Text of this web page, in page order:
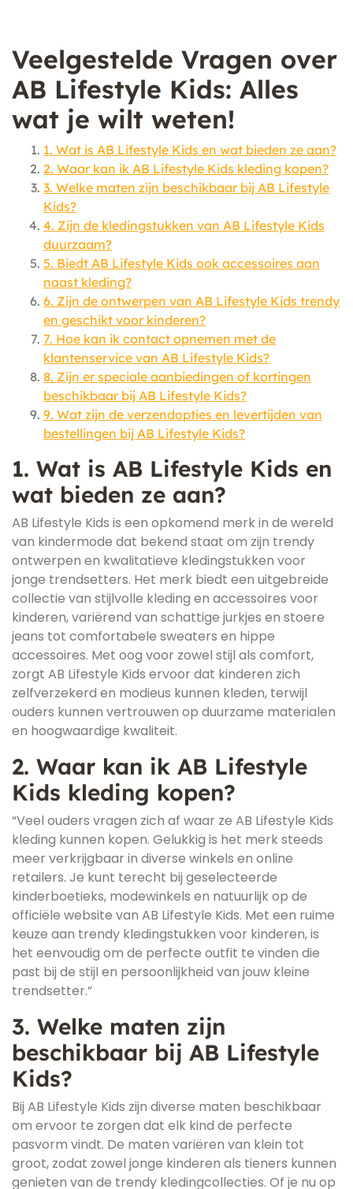
Veelgestelde Vragen over
AB Lifestyle Kids: Alles
wat je wilt weten!
1. Wat is AB Lifestyle Kids en wat bieden ze aan?
2. Waar kan ik AB Lifestyle Kids kleding kopen?
3. Welke maten zijn beschikbaar bij AB Lifestyle
Kids?
4. Zijn de kledingstukken van AB Lifestyle Kids
duurzaam?
5. Biedt AB Lifestyle Kids ook accessoires aan
naast kleding?
6. Zijn de ontwerpen van AB Lifestyle Kids trendy
en geschikt voor kinderen?
7. Hoe kan ik contact opnemen met de
klantenservice van AB Lifestyle Kids?
8. Zijn er speciale aanbiedingen of kortingen
beschikbaar bij AB Lifestyle Kids?
9. Wat zijn de verzendopties en levertijden van
bestellingen bij AB Lifestyle Kids?
1. Wat is AB Lifestyle Kids en
wat bieden ze aan?
AB Lifestyle Kids is een opkomend merk in de wereld
van kindermode dat bekend staat om zijn trendy
ontwerpen en kwalitatieve kledingstukken voor
jonge trendsetters. Het merk biedt een uitgebreide
collectie van stijlvolle kleding en accessoires voor
kinderen, variërend van schattige jurkjes en stoere
jeans tot comfortabele sweaters en hippe
accessoires. Met oog voor zowel stijl als comfort,
zorgt AB Lifestyle Kids ervoor dat kinderen zich
zelfverzekerd en modieus kunnen kleden, terwijl
ouders kunnen vertrouwen op duurzame materialen
en hoogwaardige kwaliteit.
2. Waar kan ik AB Lifestyle
Kids kleding kopen?
“Veel ouders vragen zich af waar ze AB Lifestyle Kids
kleding kunnen kopen. Gelukkig is het merk steeds
meer verkrijgbaar in diverse winkels en online
retailers. Je kunt terecht bij geselecteerde
kinderboetieks, modewinkels en natuurlijk op de
officiële website van AB Lifestyle Kids. Met een ruime
keuze aan trendy kledingstukken voor kinderen, is
het eenvoudig om de perfecte outfit te vinden die
past bij de stijl en persoonlijkheid van jouw kleine
trendsetter.”
3. Welke maten zijn
beschikbaar bij AB Lifestyle
Kids?
Bij AB Lifestyle Kids zijn diverse maten beschikbaar
om ervoor te zorgen dat elk kind de perfecte
pasvorm vindt. De maten variëren van klein tot
groot, zodat zowel jonge kinderen als tieners kunnen
genieten van de trendy kledingcollecties. Of je nu op